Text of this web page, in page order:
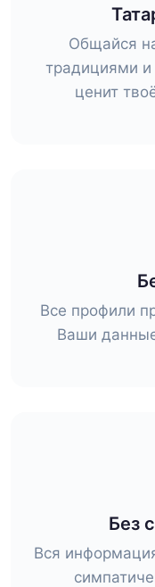
Общайся
традициями и
ценит
Все профили
Ваши
Без
Вся